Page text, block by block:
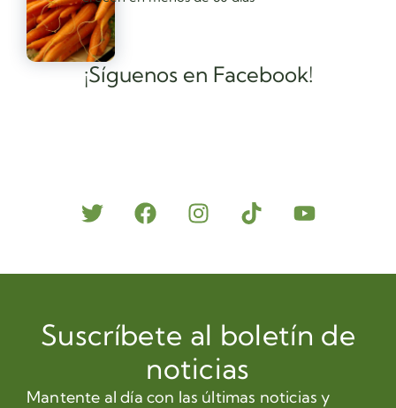
¡Síguenos en Facebook!
Suscríbete al boletín de
noticias
Mantente al día con las últimas noticias y